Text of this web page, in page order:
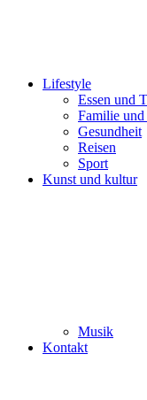
Lifestyle
Essen und
Familie
Gesundheit
Reisen
Sport
Kunst und kultur
Musik
Kontakt